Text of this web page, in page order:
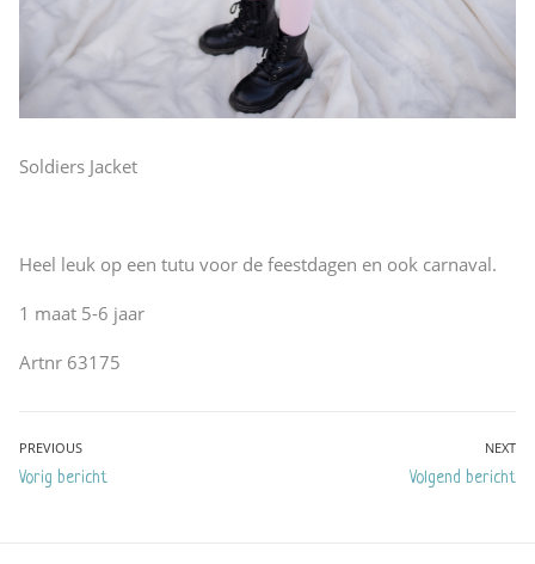
Soldiers Jacket
Heel leuk op een tutu voor de feestdagen en ook carnaval.
1 maat 5-6 jaar
Artnr 63175
Bericht
navigatie
PREVIOUS
Previous
Vorig bericht
NEXT
Next
Volgend bericht